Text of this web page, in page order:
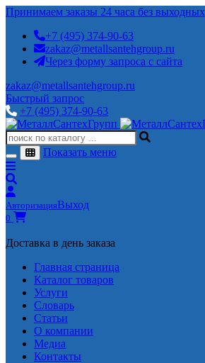
Принимаем заказы 24 часа без выходных
+7 (495) 374-90-63
zakaz@metallsantehgroup.ru
Через форму запроса с сайта
zakaz@metallsantehgroup.ru
Быстрый запрос
+7 (495) 374-90-63
Показать меню
АвторизацияВыход
0
Доставка в день заказа
Главная страница
Каталог товаров
Услуги
Словарь
Статьи
О компании
Медиа
Контакты